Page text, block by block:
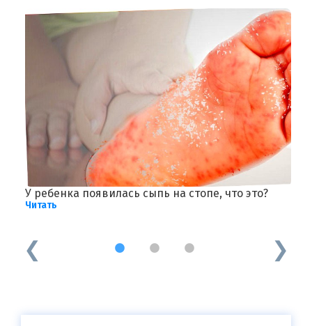
У ребенка появилась сыпь на стопе, что это?
Читать
1 2 3